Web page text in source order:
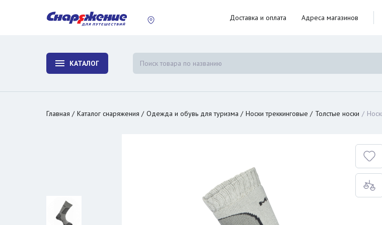
Доставка и оплата Адреса магазинов
КАТАЛОГ
Главная Каталог снаряжения Одежда и обувь для туризма Носки треккинговые Толстые носки